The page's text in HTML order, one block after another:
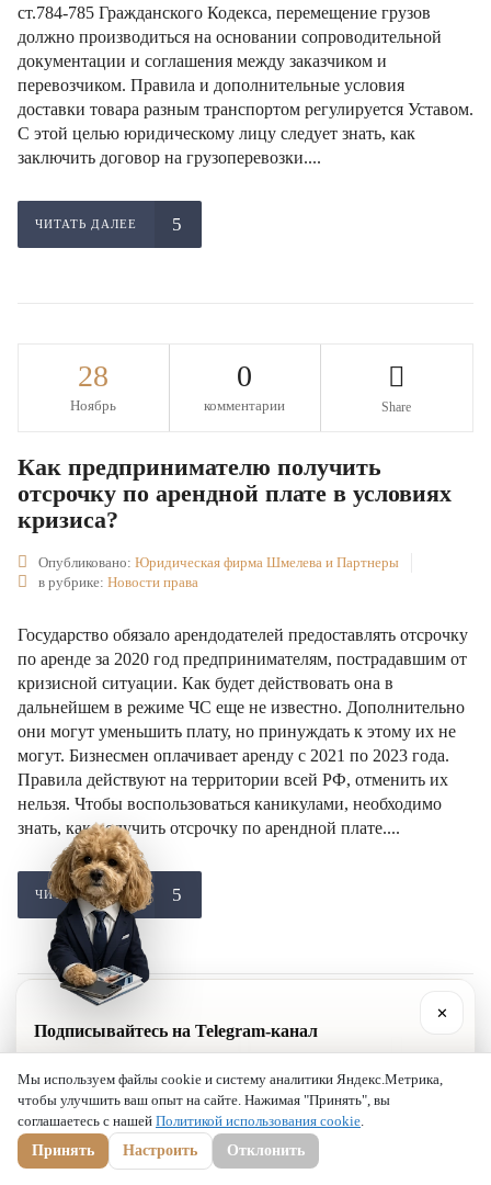
ст.784-785 Гражданского Кодекса, перемещение грузов
должно производиться на основании сопроводительной
документации и соглашения между заказчиком и
перевозчиком. Правила и дополнительные условия
доставки товара разным транспортом регулируется Уставом.
С этой целью юридическому лицу следует знать, как
заключить договор на грузоперевозки....
ЧИТАТЬ ДАЛЕЕ
28
Ноябрь
0
комментарии Share
Как предпринимателю получить
отсрочку по арендной плате в условиях
кризиса?
Опубликовано: Юридическая фирма Шмелева и Партнеры
в рубрике: Новости права
Государство обязало арендодателей предоставлять отсрочку
по аренде за 2020 год предпринимателям, пострадавшим от
кризисной ситуации. Как будет действовать она в
дальнейшем в режиме ЧС еще не известно. Дополнительно
они могут уменьшить плату, но принуждать к этому их не
могут. Бизнесмен оплачивает аренду с 2021 по 2023 года.
Правила действуют на территории всей РФ, отменить их
нельзя. Чтобы воспользоваться каникулами, необходимо
знать, как получить отсрочку по арендной плате....
ЧИТАТЬ ДАЛЕЕ
28
Ноябрь
0
комментарии Share
Как уволить директора ООО?
Инструкция по увольнению директора
Мы используем файлы cookie и систему аналитики Яндекс.Метрика,
чтобы улучшить ваш опыт на сайте. Нажимая "Принять", вы
соглашаетесь с нашей Политикой использования cookie
Принять Настроить Отклонить
✕
Подписывайтесь на Telegram-канал
бизнеса от юристов «Шмелёва и Партнёры».
✈Подписаться в Telegram t.me/lawshmel
+7 (800) 201-56-52 +7 (8452) 30-90-56